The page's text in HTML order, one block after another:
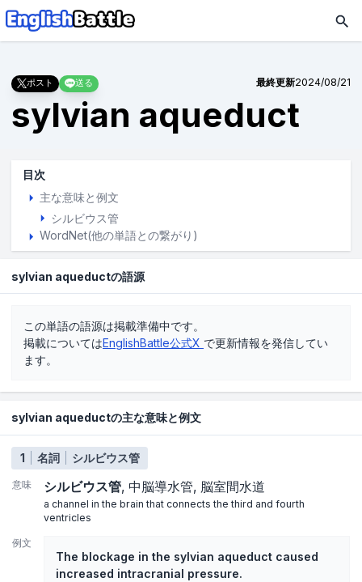
ポスト 送る 最終更新2024/08/21
sylvian aqueduct
目次
主な意味と例文
シルビウス管
WordNet(他の単語との繋がり)
sylvian aqueductの語源
この単語の語源は掲載準備中です。
掲載についてはEnglishBattle公式X で更新情報を発信してい
ます。
sylvian aqueductの主な意味と例文
1 名詞 シルビウス管
意味 シルビウス管 中脳導水管 脳室間水道
a channel in the brain that connects the third and fourth
ventricles
例文
The blockage in the sylvian aqueduct caused
increased intracranial pressure.